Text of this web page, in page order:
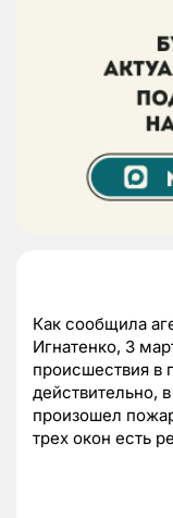
Как сообщила
Игнатенко, 3
происшествия в
действительно,
произошел
трех окон есть